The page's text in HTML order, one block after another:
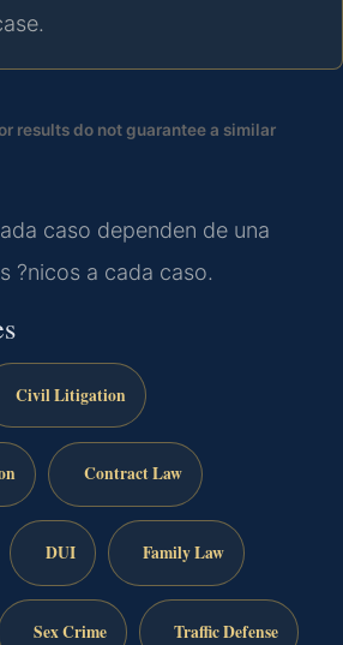
results do not guarantee a similar
caso dependen de una
?nicos a cada caso.
Civil Litigation
Contract Law
DUI Family Law
Sex Crime Traffic Defense